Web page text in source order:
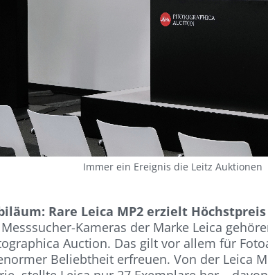
Immer ein Ereignis die Leitz Auktionen
Rare Leica MP2 erzielt Höchstpreis
Kameras der Marke Leica
Auction. Das gilt vor allem für
Beliebtheit erfreuen. Von der Leica